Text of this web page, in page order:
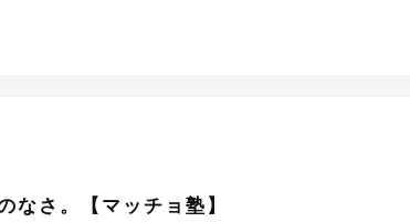
なさ。【マッチョ塾】